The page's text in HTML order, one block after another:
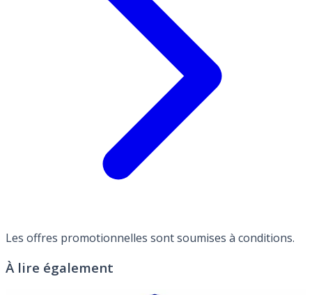
Les offres promotionnelles sont soumises à conditions.
À lire également